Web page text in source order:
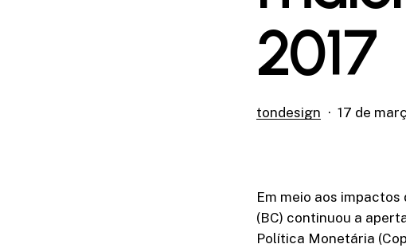
2017
tondesign 17 de
Em meio aos
(BC) continuou a
Política Monetária